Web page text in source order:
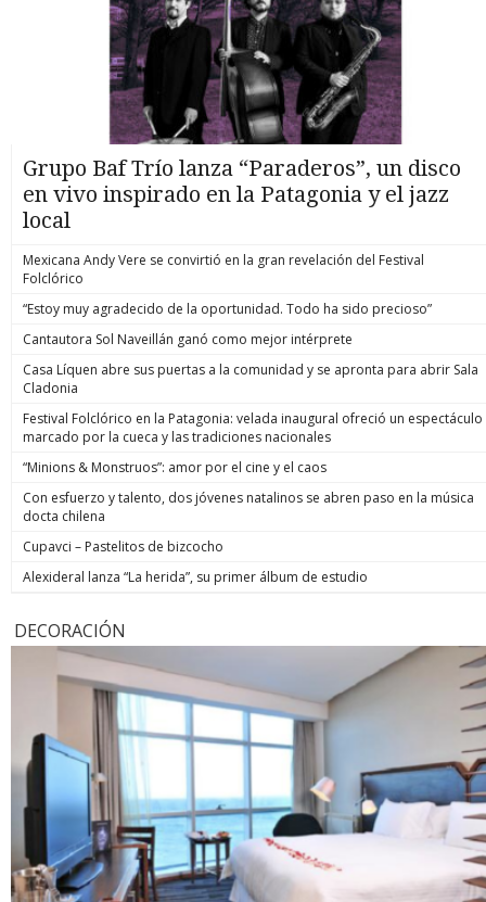
Grupo Baf Trío lanza “Paraderos”, un disco
en vivo inspirado en la Patagonia y el jazz
local
Mexicana Andy Vere se convirtió en la gran revelación del Festival
Folclórico
“Estoy muy agradecido de la oportunidad. Todo ha sido precioso”
Cantautora Sol Naveillán ganó como mejor intérprete
Casa Líquen abre sus puertas a la comunidad y se apronta para abrir Sala
Cladonia
Festival Folclórico en la Patagonia: velada inaugural ofreció un espectáculo
marcado por la cueca y las tradiciones nacionales
“Minions & Monstruos”: amor por el cine y el caos
Con esfuerzo y talento, dos jóvenes natalinos se abren paso en la música
docta chilena
Cupavci – Pastelitos de bizcocho
Alexideral lanza “La herida”, su primer álbum de estudio
DECORACIÓN